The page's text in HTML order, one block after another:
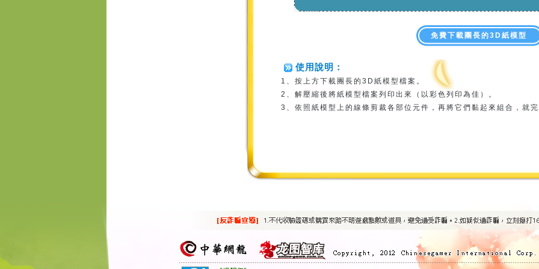
免費下載團長的3D紙模型
使用說明：
1、按上方下載團長的3D紙模型檔案。
2、解壓縮後將紙模型檔案列印出來（以彩色列印為佳）。
3、依照紙模型上的線條剪裁各部位元件，再將它們黏起來組合，就